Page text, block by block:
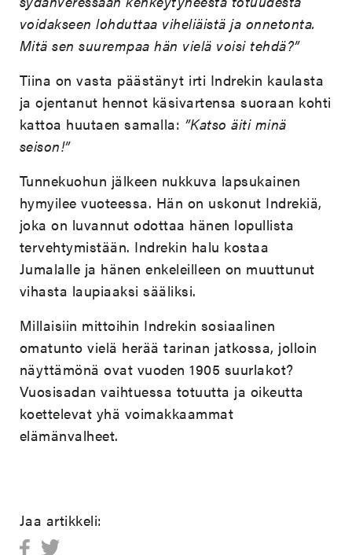
voidakseen lohduttaa viheliäistä ja onnetonta.
Mitä sen suurempaa hän vielä voisi tehdä?”
Tiina on vasta päästänyt irti Indrekin kaulasta
ja ojentanut hennot käsivartensa suoraan kohti
kattoa huutaen samalla: ”Katso äiti minä
seison!”
Tunnekuohun jälkeen nukkuva lapsukainen
hymyilee vuoteessa. Hän on uskonut Indrekiä,
joka on luvannut odottaa hänen lopullista
tervehtymistään. Indrekin halu kostaa
Jumalalle ja hänen enkeleilleen on muuttunut
vihasta laupiaaksi sääliksi.
Millaisiin mittoihin Indrekin sosiaalinen
omatunto vielä herää tarinan jatkossa, jolloin
näyttämönä ovat vuoden 1905 suurlakot?
Vuosisadan vaihtuessa totuutta ja oikeutta
koettelevat yhä voimakkaammat
elämänvalheet.
Jaa artikkeli: